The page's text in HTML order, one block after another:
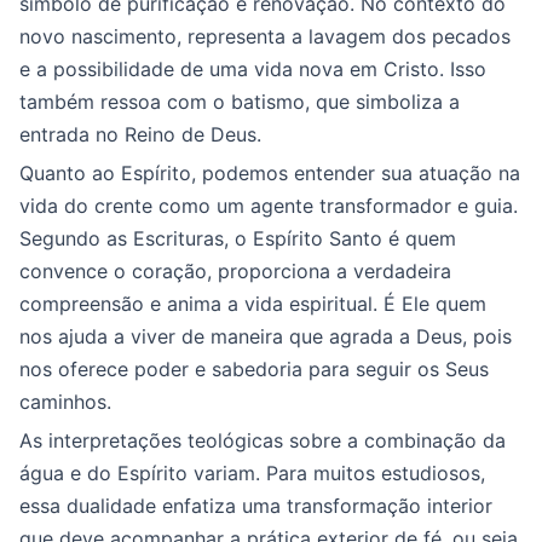
novo nascimento, representa a lavagem dos pecados
e a possibilidade de uma vida nova em Cristo. Isso
também ressoa com o batismo, que simboliza a
entrada no Reino de Deus.
Quanto ao Espírito, podemos entender sua atuação na
vida do crente como um agente transformador e guia.
Segundo as Escrituras, o Espírito Santo é quem
convence o coração, proporciona a verdadeira
compreensão e anima a vida espiritual. É Ele quem
nos ajuda a viver de maneira que agrada a Deus, pois
nos oferece poder e sabedoria para seguir os Seus
caminhos.
As interpretações teológicas sobre a combinação da
água e do Espírito variam. Para muitos estudiosos,
essa dualidade enfatiza uma transformação interior